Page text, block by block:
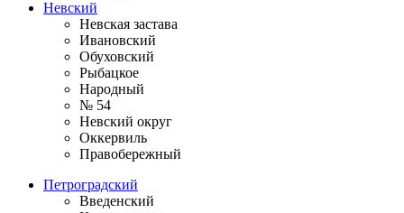
Невский
Невская застава
Ивановский
Обуховский
Рыбацкое
Народный
№ 54
Невский округ
Оккервиль
Правобережный
Петроградский
Введенский